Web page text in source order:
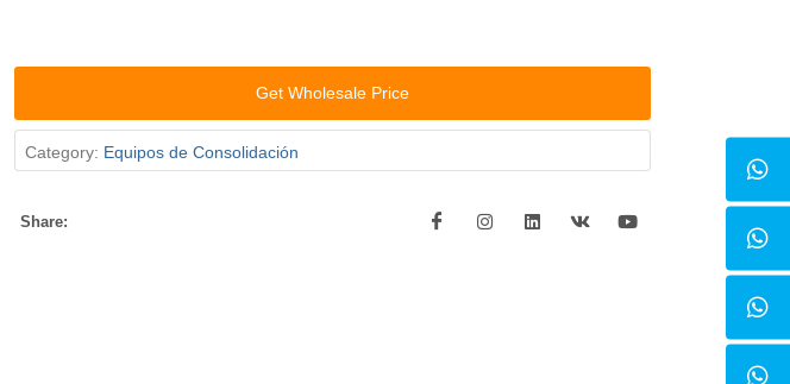
Get Wholesale Price
Category: Equipos de Consolidación
Share: